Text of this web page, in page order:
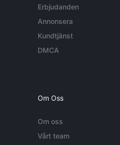
Erbjudanden
Annonsera
Kundtjänst
DMCA
Om Oss
Om oss
Vårt team